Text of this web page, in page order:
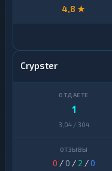
4,8 ★
Crypster
1
3,04 / 304
0 / 0 / 2 /0